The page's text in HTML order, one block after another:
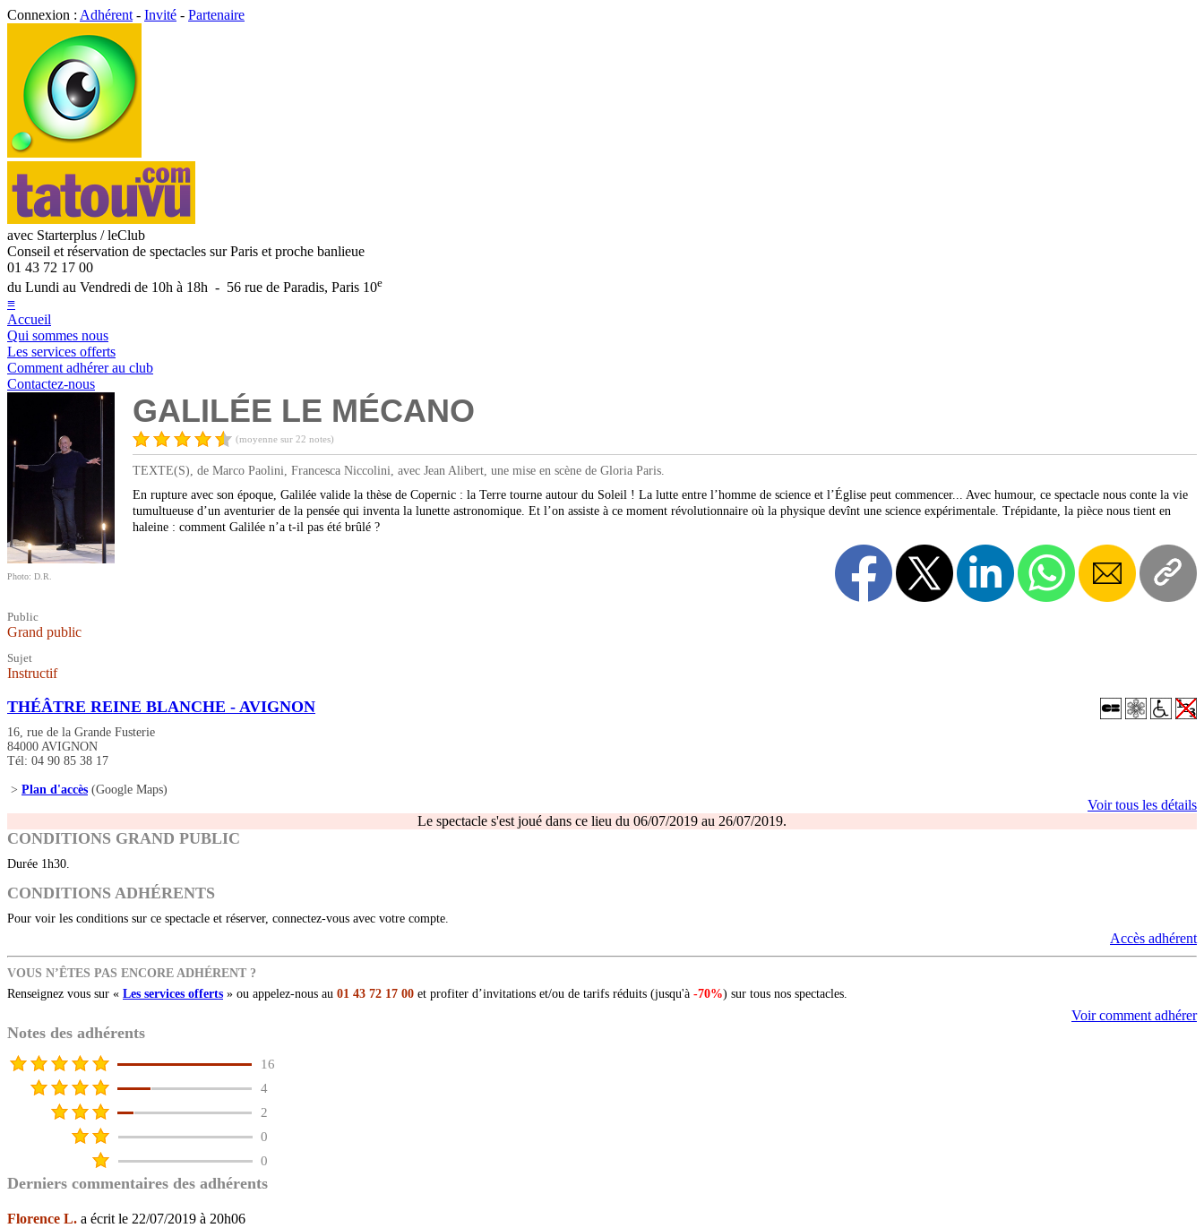
Connexion : Adhérent - Invité - Partenaire
avec Starterplus / leClub
Conseil et réservation de spectacles sur Paris et proche banlieue
01 43 72 17 00
du Lundi au Vendredi de 10h à 18h - 56 rue de Paradis, Paris 10e
≡
Accueil
Qui sommes nous
Les services offerts
Comment adhérer au club
Contactez-nous
Photo: D.R.
Public
Grand public
Sujet
Instructif
GALILÉE LE MÉCANO
(moyenne sur 22 notes)
TEXTE(S), de Marco Paolini, Francesca Niccolini, avec Jean Alibert, une mise en scène de Gloria Paris.
En rupture avec son époque, Galilée valide la thèse de Copernic : la Terre tourne autour du Soleil ! La lutte entre l’homme de science et l’Église peut commencer... Avec humour, ce spectacle nous conte la vie
tumultueuse d’un aventurier de la pensée qui inventa la lunette astronomique. Et l’on assiste à ce moment révolutionnaire où la physique devînt une science expérimentale. Trépidante, la pièce nous tient en
haleine : comment Galilée n’a t-il pas été brûlé ?
THÉÂTRE REINE BLANCHE - AVIGNON
16, rue de la Grande Fusterie
84000 AVIGNON
Tél: 04 90 85 38 17
> Plan d'accès (Google Maps)
Voir tous les détails
Le spectacle s'est joué dans ce lieu du 06/07/2019 au 26/07/2019.
CONDITIONS GRAND PUBLIC
Durée 1h30.
CONDITIONS ADHÉRENTS
Pour voir les conditions sur ce spectacle et réserver, connectez-vous avec votre compte.
Accès adhérent
VOUS N’ÊTES PAS ENCORE ADHÉRENT ?
Renseignez vous sur « Les services offerts » ou appelez-nous au 01 43 72 17 00 et profiter d’invitations et/ou de tarifs réduits (jusqu'à -70%) sur tous nos spectacles.
Voir comment adhérer
Notes des adhérents
16
4
2
0
0
Derniers commentaires des adhérents
Florence L. a écrit le 22/07/2019 à 20h06